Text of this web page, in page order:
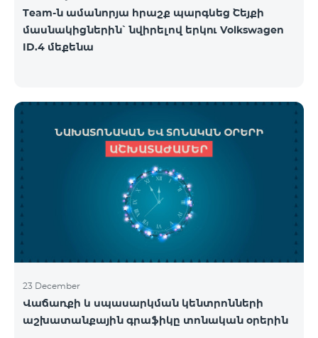
Team-ն ամանորյա հրաշք պարգևեց Շեյքի
մասնակիցներին՝ նվիրելով երկու Volkswagen
ID.4 մեքենա
23 December
Վաճառքի և սպասարկման կենտրոնների
աշխատանքային գրաֆիկը տոնական օրերին